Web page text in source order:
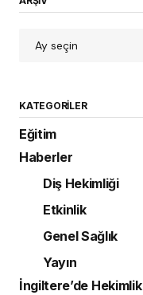
KATEGORILER
Eğitim
Haberler
Diş Hekimliği
Etkinlik
Genel Sağlık
Yayın
İngiltere’de Hekimlik